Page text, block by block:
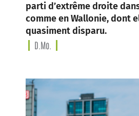
parti d’extrême droite
comme en Wallonie, dont
quasiment disparu.
D.Mo.